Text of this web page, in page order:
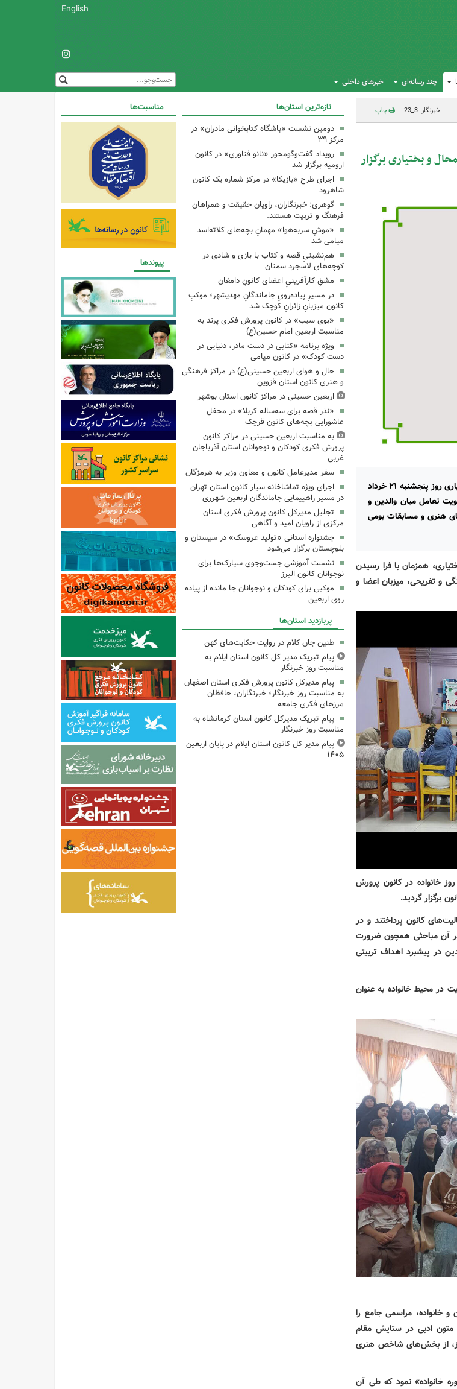
English
چند رسانه‌ای خبرهای داخلی
خبرنگار: 3_23 چاپ
و بختیاری برگزار
مراکز فرهنگی‌هنری کانون پرورش فکری کودکان و نوجوانان استان چهارمحال و بختیاری روز پنجشنبه ۲۱ خرداد
تعامل میان والدین و
هنری و مسابقات بومی
همزمان با فرا رسیدن
و تفریحی، میزبان اعضا و
خانواده در کانون پرورش
برگزار گردید.
کانون پرداختند و در
آن مباحثی همچون ضرورت
در پیشبرد اهداف تربیتی
در محیط خانواده به عنوان
میان کانون و خانواده، مراسمی جامع را
متون ادبی در ستایش مقام
از بخش‌های شاخص هنری
خانواده» نمود که طی آن
تازه‌ترین استان‌ها
دومین نشست «باشگاه کتابخوانی مادران» در
مرکز ۳۹
رویداد گفت‌وگومحور «نانو فناوری» در کانون
ارومیه برگزار شد
اجرای طرح «بازیکا» در مرکز شماره یک کانون
شاهرود
گوهری: خبرنگاران، راویان حقیقت و همراهان
فرهنگ و تربیت هستند.
«موشِ سربه‌هوا» مهمانِ بچه‌های کلاته‌اسد
میامی شد
هم‌نشینیِ قصه و کتاب با بازی و شادی در
کوچه‌های لاسجرد سمنان
مشقِ کارآفرینیِ اعضای کانونِ دامغان
در مسیرِ پیاده‌رویِ جاماندگانِ مهدیشهر؛ موکبِ
کانون میزبانِ زائرانِ کوچک شد
«بوی سیب» در کانون پرورش فکری پرند به
مناسبت اربعین امام حسین(ع)
ویژه برنامه «کتابی در دست مادر، دنیایی در
دست کودک» در کانون میامی
حال و هوای اربعین حسینی(ع) در مراکز فرهنگی
و هنری کانون استان قزوین
اربعین حسینی در مراکز کانون استان بوشهر
«نذر قصه برای سه‌ساله کربلا» در محفل
عاشورایی بچه‌های کانون قرچک
به مناسبت اربعین حسینی در مراکز کانون
پرورش فکری کودکان و نوجوانان استان آذرباجان
غربی
سفر مدیرعامل کانون و معاون وزیر به هرمزگان
اجرای ویژه تماشاخانه سیار کانون استان تهران
در مسیر راهپیمایی جاماندگان اربعین شهرری
تجلیل مدیرکل کانون پرورش فکری استان
مرکزی از راویان امید و آگاهی
جشنواره استانی «تولید عروسک» در سیستان و
بلوچستان برگزار می‌شود
نشست آموزشی جست‌وجوی سیارک‌ها برای
نوجوانان کانون البرز
موکبی برای کودکان و نوجوانان جا مانده از پیاده
روی اربعین
پربازدید استان‌ها
طنین جان کلام در روایت حکایت‌های کهن
پیام تبریک مدیر کل کانون استان ایلام به
مناسبت روز خبرنگار
پیام مدیرکل کانون پرورش فکری استان اصفهان
به مناسبت روز خبرنگار؛ خبرنگاران، حافظان
مرزهای فکری جامعه
پیام تبریک مدیرکل کانون استان کرمانشاه به
مناسبت روز خبرنگار
پیام مدیر کل کانون استان ایلام در پایان اربعین
۱۴۰۵
مناسبت‌ها
پیوندها